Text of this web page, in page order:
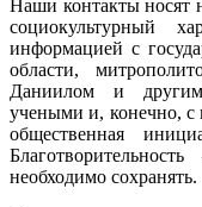
Наши контакты носят
социокультурный
информацией с
области,
Даниилом и
учеными и, конечно, с
общественная
необходимо сохранять.